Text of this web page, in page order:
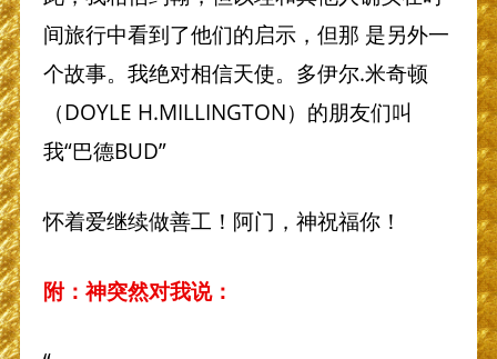
间旅行中看到了他们的启示，但那 是另外一
个故事。我绝对相信天使。多伊尔.米奇顿
（DOYLE H.MILLINGTON）的朋友们叫
我“巴德BUD”
怀着爱继续做善工！阿门，神祝福你！
附：神突然对我说：